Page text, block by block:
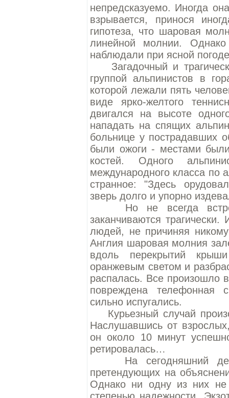
непредсказуемо. Иногда
взрывается, принося
гипотеза, что шаровая
линейной молнии.
наблюдали при ясной
Загадочный и
группой альпинистов в
которой лежали пять
виде ярко-желтого
двигался на высоте
нападать на спящих
больнице у пострадавших
были ожоги - местами
костей. Одного
международного класса по
странное: "Здесь
зверь долго и упорно
Но не всегда
заканчиваются
людей, не причиняя
Англия шаровая молния
вдоль перекрытий
оранжевым светом и
распалась. Все произошло
повреждена телефонная
сильно испугались.
Курьезный случай
Наслушавшись от
он около 10 минут
ретировалась…
На сегодняшний день
претендующих на
Однако ни одну из них не